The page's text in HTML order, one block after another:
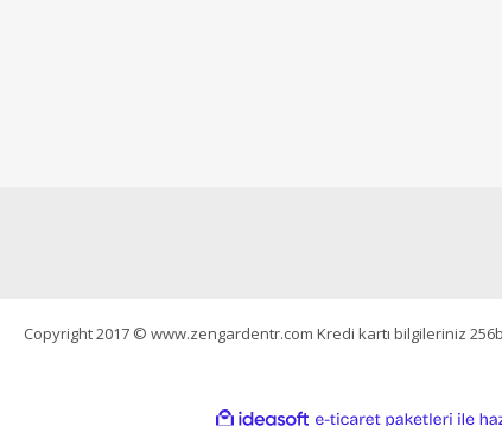
Copyright 2017 © www.zengardentr.com Kredi kartı bilgileriniz
ideasoft e-